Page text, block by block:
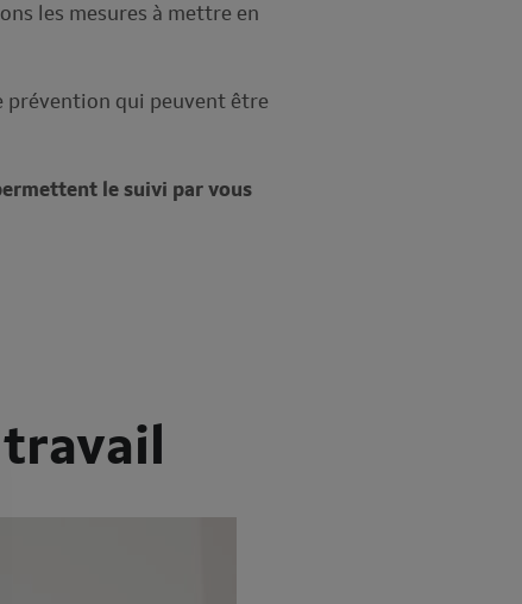
les mesures à mettre en
prévention qui peuvent être
le suivi par vous